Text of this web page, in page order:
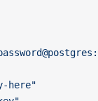
here"